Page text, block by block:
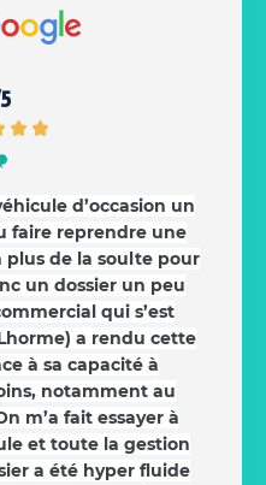
d’occasion un
faire reprendre une
plus de la soulte pour
un dossier un peu
qui s’est
a rendu cette
à sa capacité à
notamment au
m’a fait essayer à
et toute la gestion
a été hyper fluide